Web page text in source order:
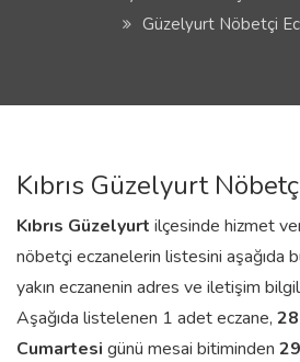
Güzelyurt Nöbetçi
Kıbrıs Güzelyurt
Kıbrıs Güzelyurt ilçesinde hizmet
nöbetçi eczanelerin listesini aşağıda
yakın eczanenin adres ve iletişim
Aşağıda listelenen 1 adet eczane,
Cumartesi günü mesai bitiminden